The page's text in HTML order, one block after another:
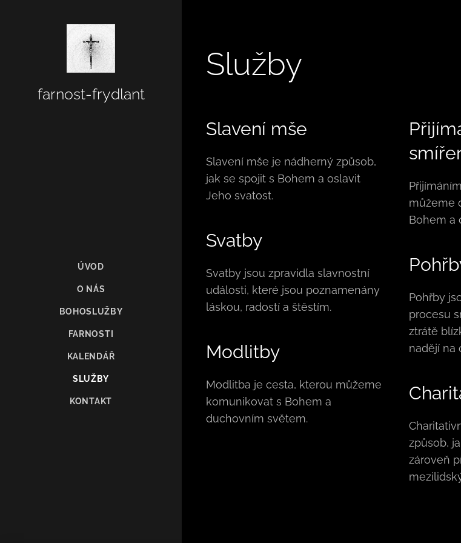
farnost-frydlant
ÚVOD
O NÁS
BOHOSLUŽBY
FARNOSTI
KALENDÁŘ
SLUŽBY
KONTAKT
Služby
Slavení mše
Slavení mše je nádherný způsob,
jak se spojit s Bohem a oslavit
Jeho svatost.
Svatby
Svatby jsou zpravidla slavnostní
události, které jsou poznamenány
láskou, radostí a štěstím.
Modlitby
Modlitba je cesta, kterou můžeme
komunikovat s Bohem a
duchovním světem.
můžeme
Bohem a
Pohřby
procesu
ztrátě
nadějí na
způsob,
zároveň